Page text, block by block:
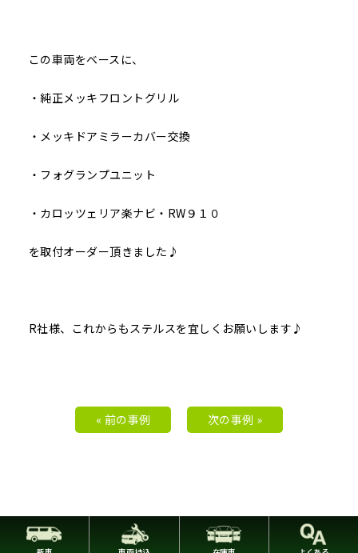
この車両をベースに、
・純正メッキフロントグリル
・メッキドアミラーカバー交換
・フォグランプユニット
・カロッツェリア楽ナビ・RW９１０
を取付オーダー頂きました♪
R社様、これからもステルスを宜しくお願いします♪
« 前の事例 次の事例 »